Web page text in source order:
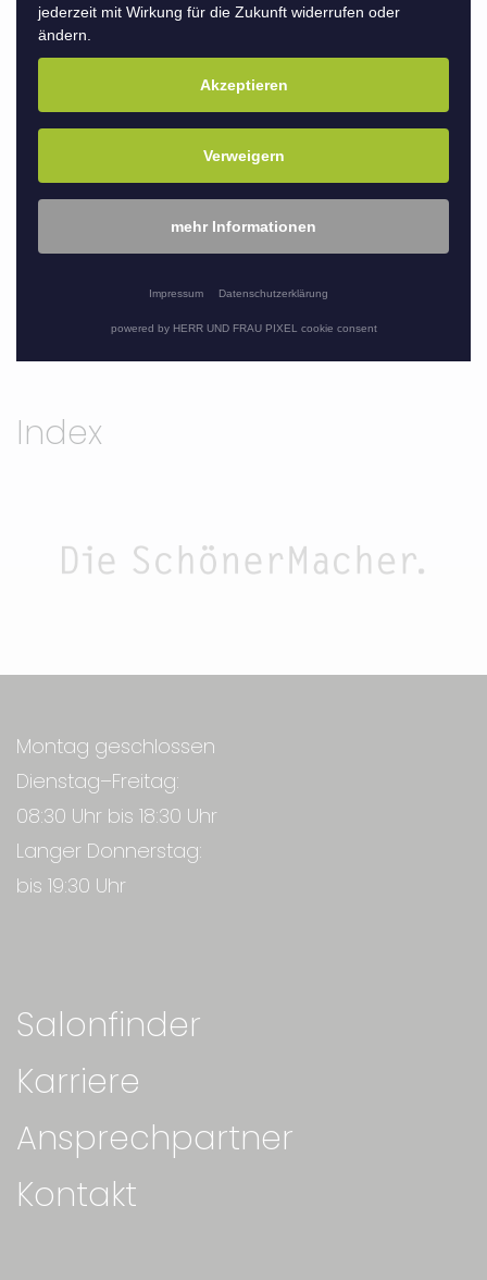
Index
Montag geschlossen
Dienstag–Freitag:
08:30 Uhr bis 18:30 Uhr
Langer Donnerstag:
bis 19:30 Uhr
Salonfinder
Karriere
Ansprechpartner
Kontakt
jederzeit mit Wirkung für die Zukunft widerrufen oder
ändern.
Akzeptieren
Verweigern
mehr Informationen
Impressum Datenschutzerklärung
powered by HERR UND FRAU PIXEL cookie consent